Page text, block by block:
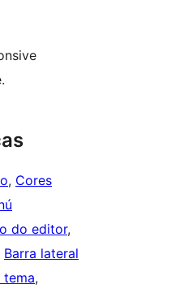
, Cores
do editor
Barra lateral
tema